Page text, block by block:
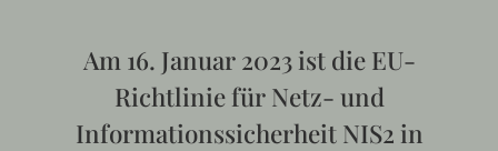
Am 16. Januar 2023 ist die EU-
Richtlinie für Netz- und
Informationssicherheit NIS2 in